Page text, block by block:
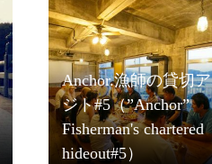
Anchor.漁師の貸切ア
ジト#5（”Anchor”
Fisherman's chartered
hideout#5）